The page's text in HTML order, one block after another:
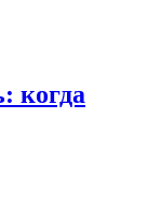
когда